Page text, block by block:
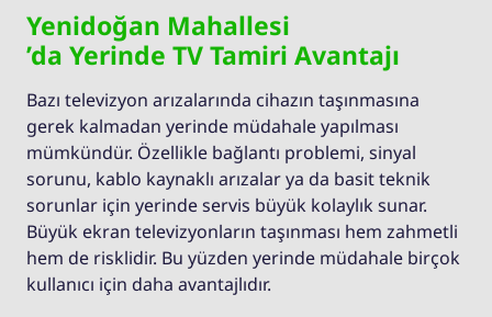
Yenidoğan Mahallesi
’da Yerinde TV Tamiri Avantajı
Bazı televizyon arızalarında cihazın taşınmasına
gerek kalmadan yerinde müdahale yapılması
mümkündür. Özellikle bağlantı problemi, sinyal
sorunu, kablo kaynaklı arızalar ya da basit teknik
sorunlar için yerinde servis büyük kolaylık sunar.
Büyük ekran televizyonların taşınması hem zahmetli
hem de risklidir. Bu yüzden yerinde müdahale birçok
kullanıcı için daha avantajlıdır.